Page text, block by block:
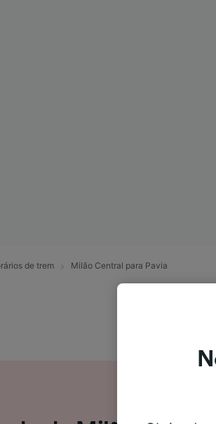
de trem Milão Central para Pavia